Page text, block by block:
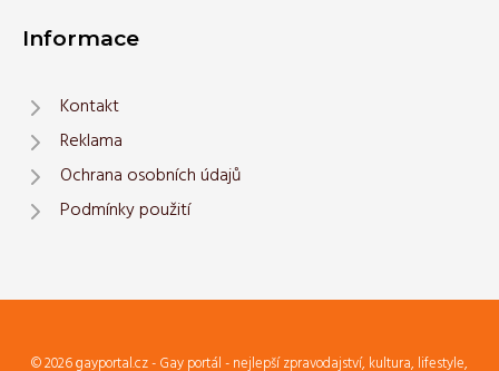
Informace
Kontakt
Reklama
Ochrana osobních údajů
Podmínky použití
© 2026 gayportal.cz - Gay portál - nejlepší zpravodajství, kultura, lifestyle,